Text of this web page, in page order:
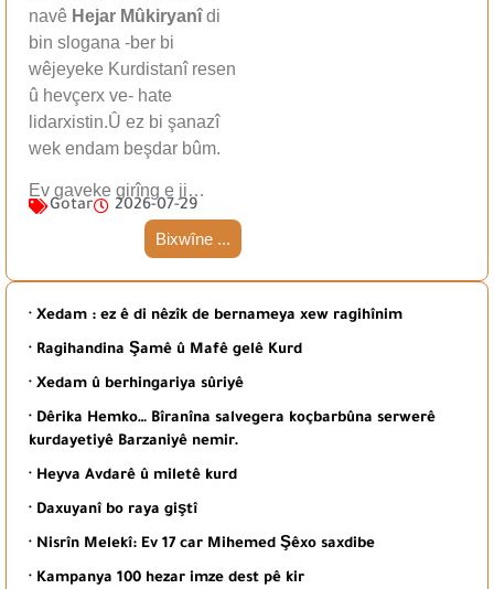
navê Hejar Mûkiryanîdi
bin slogana -ber bi
wêjeyeke Kurdistanî resen
û hevçerx ve- hate
lidarxistin.Û ez bi şanazî
wek endam beşdar bûm.
Ev gaveke girîng e ji…
Gotar 2026-07-29
Bixwîne ...
· Xedam : ez ê di nêzîk de bernameya xew ragihînim
· Ragihandina Şamê û Mafê gelê Kurd
· Xedam û berhingariya sûriyê
· Dêrika Hemko… Bîranîna salvegera koçbarbûna serwerê
kurdayetiyê Barzaniyê nemir.
· Heyva Avdarê û miletê kurd
· Daxuyanî bo raya giştî
· Nisrîn Melekî: Ev 17 car Mihemed Şêxo saxdibe
· Kampanya 100 hezar imze dest pê kir